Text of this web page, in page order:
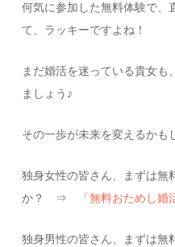
何気に参加した無料体験で、
て、ラッキーですよね！
まだ婚活を迷っている貴女も
ましょう♪
その一歩が未来を変えるか
独身女性の皆さん、まずは無
か？ ⇒
「無料おためし婚
独身男性の皆さん、まずは無